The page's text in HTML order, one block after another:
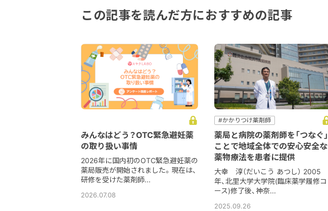
この記事を読んだ方におすすめの記事
みんなはどう？OTC緊急避妊薬
の取り扱い事情
2026年に国内初のOTC緊急避妊薬の
薬局販売が開始されました。現在は、
研修を受けた薬剤師...
2026.07.08
#かかりつけ薬剤師
#かかりつけ薬局
#コミュニケーション
#病院
#病院薬剤師
#薬薬連携
薬局と病院の薬剤師を「つなぐ」
ことで地域全体での安心安全な
薬物療法を患者に提供
大幸 淳（だいこう あつし） 2005
年、北里大学大学院(臨床薬学履修コ
ース)修了後、神奈...
2025.09.26